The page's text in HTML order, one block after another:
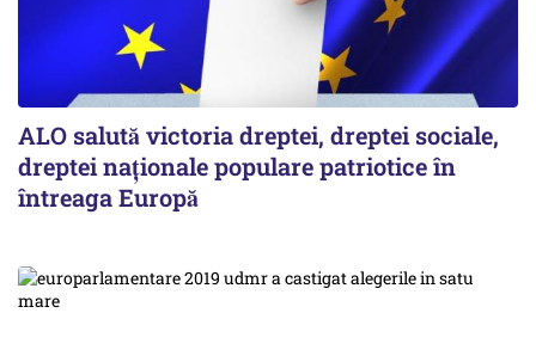
ALO salută victoria dreptei, dreptei sociale,
dreptei naţionale populare patriotice în
întreaga Europă